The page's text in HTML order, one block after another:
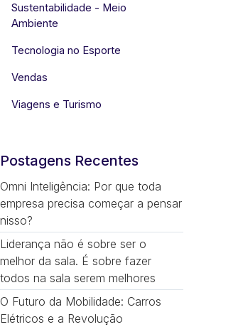
Sustentabilidade - Meio
Ambiente
Tecnologia no Esporte
Vendas
Viagens e Turismo
Postagens Recentes
Omni Inteligência: Por que toda
empresa precisa começar a pensar
nisso?
Liderança não é sobre ser o
melhor da sala. É sobre fazer
todos na sala serem melhores
O Futuro da Mobilidade: Carros
Elétricos e a Revolução